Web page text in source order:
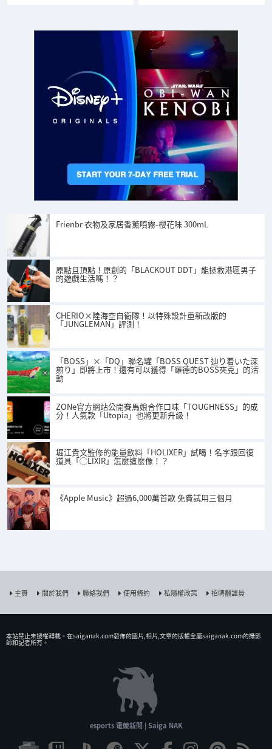
Frienbr 衣物及家居香薰噴霧-櫻花味 300mL
原點且頂點！原創的「BLACKOUT DDT」能拯救港區男子
的遊戲生活嗎！？
CHERIO×陸海空自衛隊！以特殊設計重新改版的
「JUNGLEMAN」評測！
「BOSS」×「DQ」聯名罐「BOSS QUEST 辿り着いた深
煎り」即將上市！還有可以獲得「羅德的BOSS夾克」的活
動
ZONe官方網站公開賽馬娘合作口味「TOUGHNESS」的成
分！人氣款「Utopia」也將更新升級！
堀江貴文監修的能量飲料「HOLIXER」試喝！名字跟回復
道具「◯LIXIR」怎麼這麼像！？
《Apple Music》超過6,000萬首歌 免費試用三個月
主頁 關於我們 聯絡我們 使用條約 私隱權政策 招聘翻譯員
本站禁止未授權𨍭載。在saiganak.com發佈的圖片,相片,文章的版權全屬saiganak.com的攝影
師和記者所有。
esports 電競新聞 | Saiga NAK